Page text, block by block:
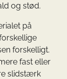
og stød.
på
forskelligt.
fast eller
slidstærk